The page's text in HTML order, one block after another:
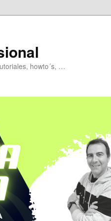
howto´s, …